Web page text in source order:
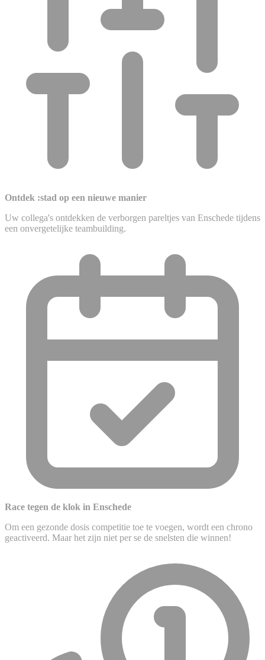
Ontdek :stad op een nieuwe manier
Uw collega's ontdekken de verborgen pareltjes van Enschede tijdens
een onvergetelijke teambuilding.
Race tegen de klok in Enschede
Om een gezonde dosis competitie toe te voegen, wordt een chrono
geactiveerd. Maar het zijn niet per se de snelsten die winnen!